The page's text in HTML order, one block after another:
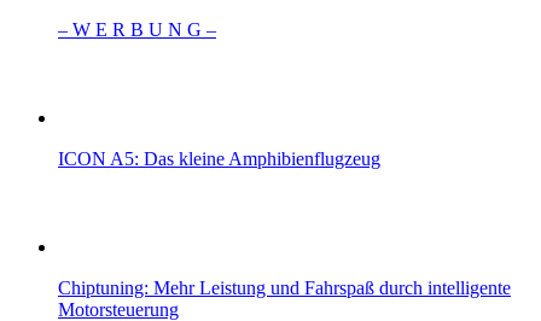
– W Ε R Β U Ν G –
ICON A5: Das kleine Amphibienflugzeug
Chiptuning: Mehr Leistung und Fahrspaß durch intelligente
Motorsteuerung